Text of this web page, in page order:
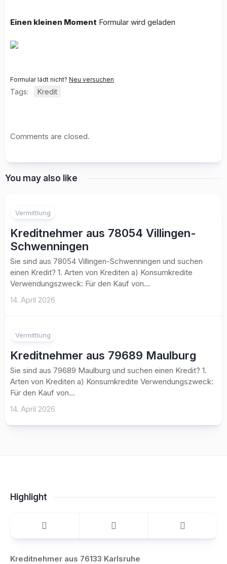
Einen kleinen Moment Formular wird geladen
Formular lädt nicht? Neu versuchen
Tags: Kredit
Comments are closed.
You may also like
Vermittlung
Kreditnehmer aus 78054 Villingen-
Schwenningen
Sie sind aus 78054 Villingen-Schwenningen und suchen
einen Kredit? 1. Arten von Krediten a) Konsumkredite
Verwendungszweck: Für den Kauf von...
14. April 2026
Vermittlung
Kreditnehmer aus 79689 Maulburg
Sie sind aus 79689 Maulburg und suchen einen Kredit? 1.
Arten von Krediten a) Konsumkredite Verwendungszweck:
Für den Kauf von...
14. April 2026
Highlight
Kreditnehmer aus 76133 Karlsruhe